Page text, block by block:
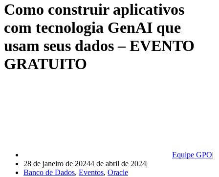
Como construir aplicativos
com tecnologia GenAI que
usam seus dados – EVENTO
GRATUITO
Equipe GPO
28 de janeiro de 20244 de abril de 2024
Banco de Dados, Eventos, Oracle